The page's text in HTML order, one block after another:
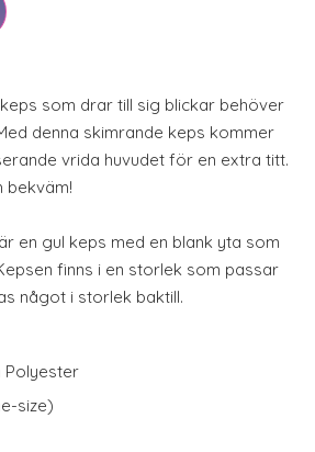
som drar till sig blickar behöver
denna skimrande keps kommer
vrida huvudet för en extra titt.
bekväm!
en gul keps med en blank yta som
finns i en storlek som passar
något i storlek baktill.
Polyester
size)